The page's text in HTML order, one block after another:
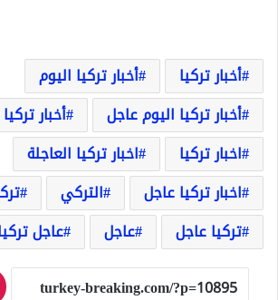
أخبار تركيا
أخبار تركيا اليوم
أخبار تركيا اليوم عاجل
أخبار
اخبار تركيا
اخبار تركيا العاجلة
اخبار تركيا عاجل
التركي
تركيا عاجل
عاجل عاجل